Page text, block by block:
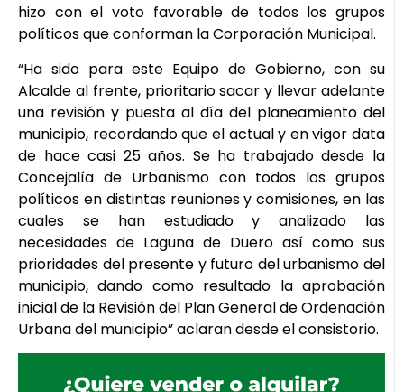
hizo con el voto favorable de todos los grupos
políticos que conforman la Corporación Municipal.
“Ha sido para este Equipo de Gobierno, con su
Alcalde al frente, prioritario sacar y llevar adelante
una revisión y puesta al día del planeamiento del
municipio, recordando que el actual y en vigor data
de hace casi 25 años. Se ha trabajado desde la
Concejalía de Urbanismo con todos los grupos
políticos en distintas reuniones y comisiones, en las
cuales se han estudiado y analizado las
necesidades de Laguna de Duero así como sus
prioridades del presente y futuro del urbanismo del
municipio, dando como resultado la aprobación
inicial de la Revisión del Plan General de Ordenación
Urbana del municipio” aclaran desde el consistorio.